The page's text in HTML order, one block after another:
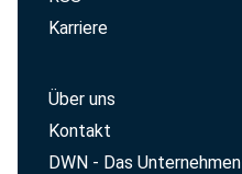
Karriere
Über uns
Kontakt
DWN - Das Unternehmen